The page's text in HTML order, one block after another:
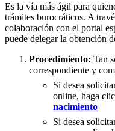
Es la vía más ágil para
trámites burocráticos. A
colaboración con el portal
puede delegar la obtención
Procedimiento: Tan
correspondiente y
Si desea
online, haga
nacimiento
Si desea